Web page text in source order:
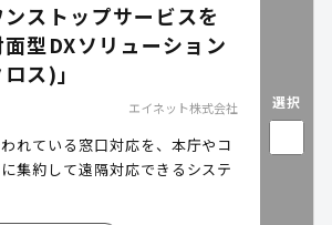
ストップサービスを
型DXソリューション
ス)」
エイネット株式会社
れている窓口対応を、本庁やコ
集約して遠隔対応できるシステ
選択